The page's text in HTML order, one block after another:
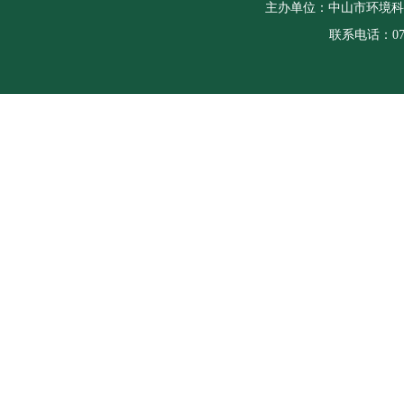
主办单位：中山市环境
联系电话：